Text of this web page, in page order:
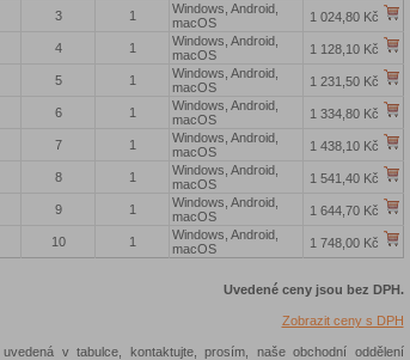
3 1
Windows, Android,
macOS
1 024,80 Kč
4 1
Windows, Android,
macOS
1 128,10 Kč
5 1
Windows, Android,
macOS
1 231,50 Kč
6 1
Windows, Android,
macOS
1 334,80 Kč
7 1
Windows, Android,
macOS
1 438,10 Kč
8 1
Windows, Android,
macOS
1 541,40 Kč
9 1
Windows, Android,
macOS
1 644,70 Kč
10 1
Windows, Android,
macOS
1 748,00 Kč
Uvedené ceny jsou bez DPH.
Zobrazit ceny s DPH
v tabulce, kontaktujte, prosím, naše obchodní oddělení